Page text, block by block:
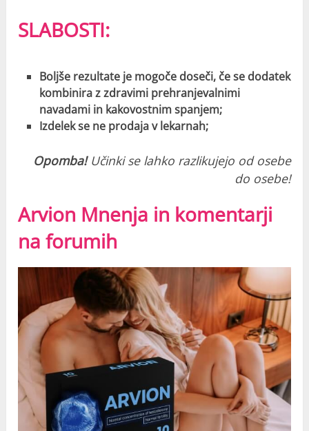
SLABOSTI:
Boljše rezultate je mogoče doseči, če se dodatek
kombinira z zdravimi prehranjevalnimi
navadami in kakovostnim spanjem;
Izdelek se ne prodaja v lekarnah;
Opomba!Učinki se lahko razlikujejo od osebe
do osebe!
Arvion Mnenja in komentarji
na forumih